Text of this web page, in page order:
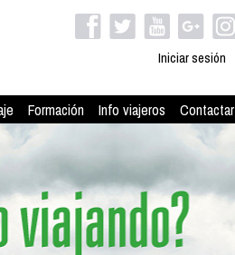
Iniciar sesión
Formación Info viajeros Contactar